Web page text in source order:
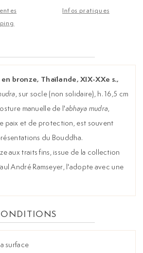
Infos pratiques
bronze, Thaïlande, XIX-XXe s.,
, sur socle (non solidaire), h. 16,5 cm
manuelle de l'abhaya mudra,
paix et de protection, est souvent
du Bouddha.
aux traits fins, issue de la collection
André Ramseyer, l'adopte avec une
surface